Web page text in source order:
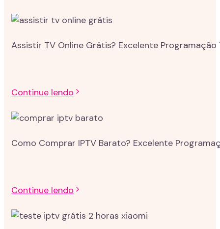
Assistir TV Online Grátis? Excelente Programação
Continue lendo
Como Comprar IPTV Barato? Excelente
Continue lendo